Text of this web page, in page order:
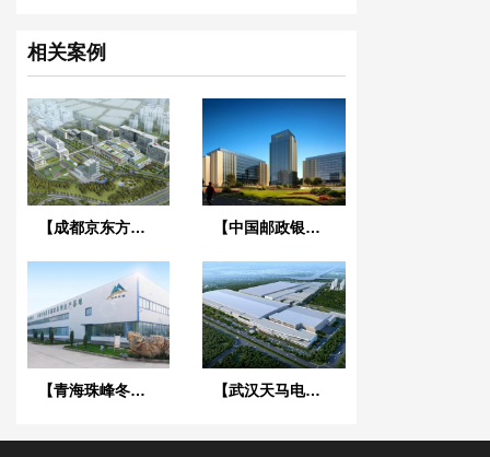
相关案例
【成都京东方医院项目】双球橡胶接头合同 【中国邮政银行合肥基地三期】弹簧减震器合同
【青海珠峰冬虫夏草工厂】金属软管合同 【武汉天马电子新型显示产业中心】废水系统橡胶接头合同